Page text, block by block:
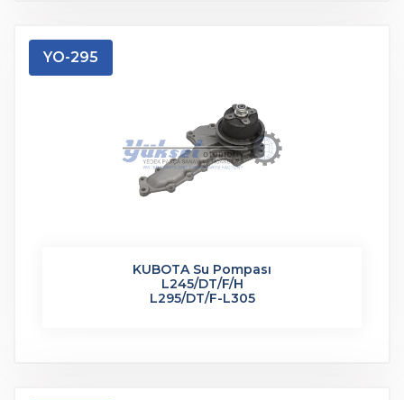
KUBOTA Su Pompası
L245/DT/F/H
L295/DT/F-L305
YO-295